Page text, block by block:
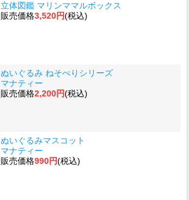
立体図鑑 マリンママルボックス
販売価格3,520円(税込)
ぬいぐるみ ねそべりシリーズ
マナティー
販売価格2,200円(税込)
ぬいぐるみマスコット
マナティー
販売価格990円(税込)